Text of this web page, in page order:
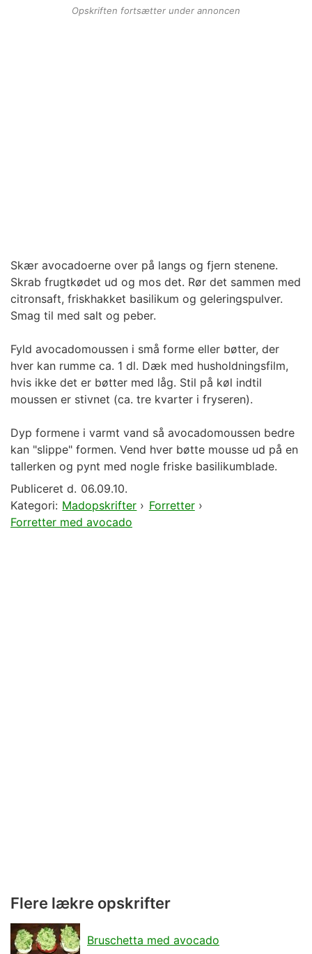
Opskriften fortsætter under annoncen
Skær avocadoerne over på langs og fjern stenene.
Skrab frugtkødet ud og mos det. Rør det sammen med
citronsaft, friskhakket basilikum og geleringspulver.
Smag til med salt og peber.
Fyld avocadomoussen i små forme eller bøtter, der
hver kan rumme ca. 1 dl. Dæk med husholdningsfilm,
hvis ikke det er bøtter med låg. Stil på køl indtil
moussen er stivnet (ca. tre kvarter i fryseren).
Dyp formene i varmt vand så avocadomoussen bedre
kan "slippe" formen. Vend hver bøtte mousse ud på en
tallerken og pynt med nogle friske basilikumblade.
Publiceret d. 06.09.10.
Kategori: Madopskrifter › Forretter›
Forretter med avocado
Flere lækre opskrifter
Bruschetta med avocado